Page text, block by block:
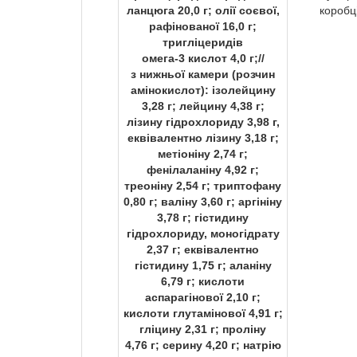
ланцюга 20,0 г; олії соєвої,
рафінованої 16,0 г;
тригліцеридів
омега-3 кислот 4,0 г;//
з нижньої камери (розчин
амінокислот): ізолейцину
3,28 г; лейцину 4,38 г;
лізину гідрохлориду 3,98 г,
еквівалентно лізину 3,18 г;
метіоніну 2,74 г;
фенілаланіну 4,92 г;
треоніну 2,54 г; триптофану
0,80 г; валіну 3,60 г; аргініну
3,78 г; гістидину
гідрохлориду, моногідрату
2,37 г; еквівалентно
гістидину 1,75 г; аланіну
6,79 г; кислоти
аспарагінової 2,10 г;
кислоти глутамінової 4,91 г;
гліцину 2,31 г; проліну
4,76 г; серину 4,20 г; натрію